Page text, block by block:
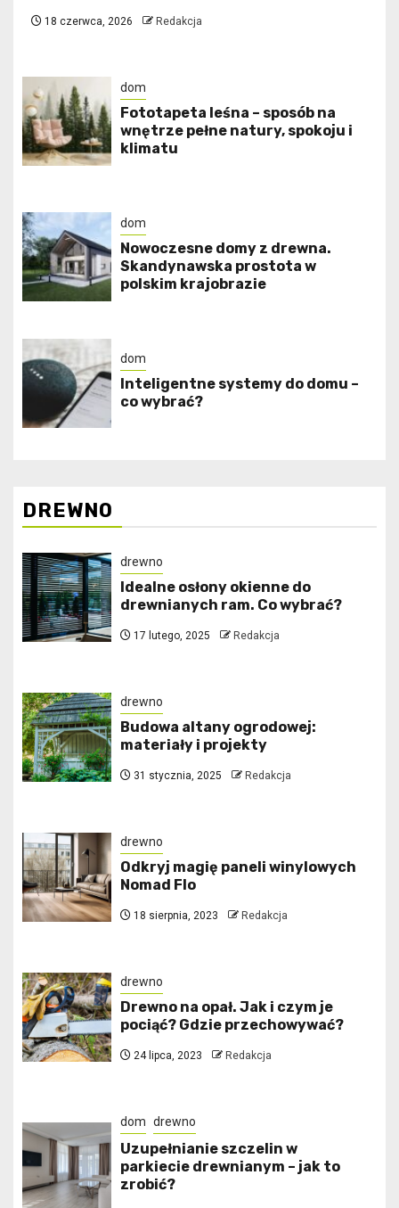
18 czerwca, 2026 Redakcja
dom
​Fototapeta leśna – sposób na
wnętrze pełne natury, spokoju i
klimatu
dom
Nowoczesne domy z drewna.
Skandynawska prostota w
polskim krajobrazie
dom
Inteligentne systemy do domu –
co wybrać?
DREWNO
drewno
Idealne osłony okienne do
drewnianych ram. Co wybrać?
17 lutego, 2025 Redakcja
drewno
Budowa altany ogrodowej:
materiały i projekty
31 stycznia, 2025 Redakcja
drewno
Odkryj magię paneli winylowych
Nomad Flo
18 sierpnia, 2023 Redakcja
drewno
Drewno na opał. Jak i czym je
pociąć? Gdzie przechowywać?
24 lipca, 2023 Redakcja
dom drewno
Uzupełnianie szczelin w
parkiecie drewnianym – jak to
zrobić?